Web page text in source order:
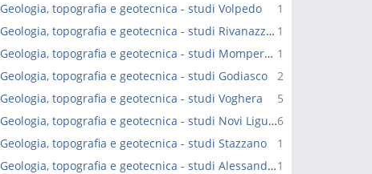
1
Geologia, topografia e geotecnica - studi Volpedo
1
Geologia, topografia e geotecnica - studi Rivanazzano Terme
1
Geologia, topografia e geotecnica - studi Momperone
2
Geologia, topografia e geotecnica - studi Godiasco
5
Geologia, topografia e geotecnica - studi Voghera
6
Geologia, topografia e geotecnica - studi Novi Ligure
1
Geologia, topografia e geotecnica - studi Stazzano
1
Geologia, topografia e geotecnica - studi Alessandria